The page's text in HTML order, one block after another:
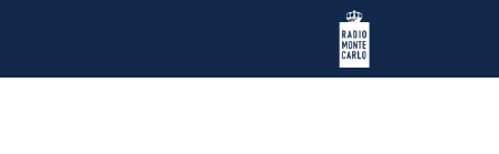
Radio Monte Carlo